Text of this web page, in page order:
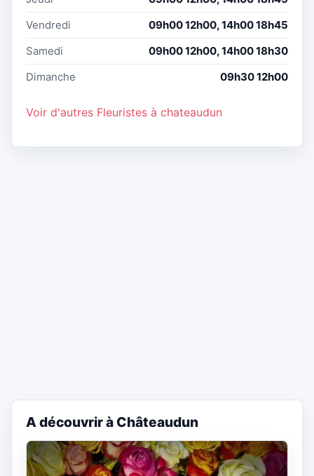
Vendredi
09h00 12h00, 14h00 18h45
Samedi
09h00 12h00, 14h00 18h30
Dimanche
09h30 12h00
Voir d'autres Fleuristes à chateaudun
A découvrir à Châteaudun